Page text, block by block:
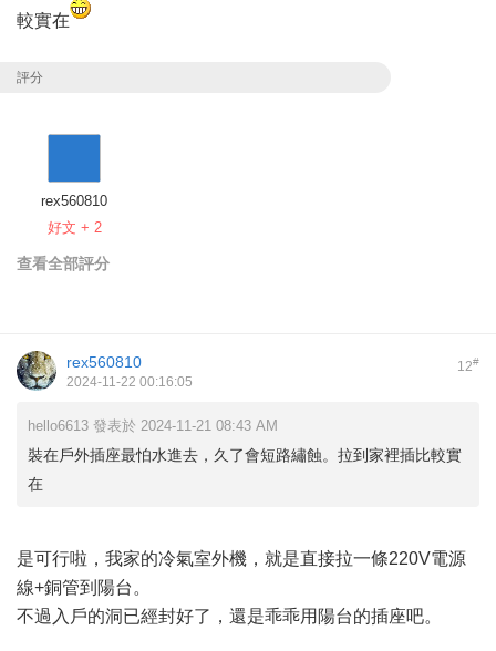
較實在
評分
rex560810
好文 + 2
查看全部評分
12#
rex560810
2024-11-22 00:16:05
hello6613 發表於 2024-11-21 08:43 AM
裝在戶外插座最怕水進去，久了會短路繡蝕。拉到家裡插比較實
在
是可行啦，我家的冷氣室外機，就是直接拉一條220V電源
線+銅管到陽台。
不過入戶的洞已經封好了，還是乖乖用陽台的插座吧。